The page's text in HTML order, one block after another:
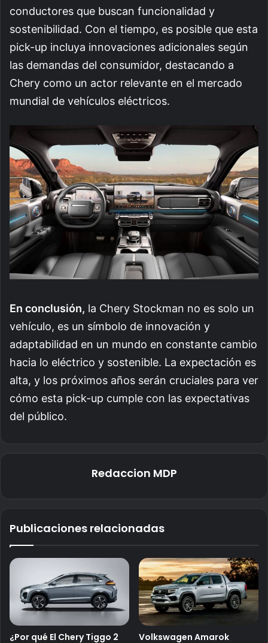
conductores que buscan funcionalidad y
sostenibilidad. Con el tiempo, es posible que esta
pick-up incluya innovaciones adicionales según
las demandas del consumidor, destacando a
Chery como un actor relevante en el mercado
mundial de vehículos eléctricos.
En conclusión, la Chery Stockman no es solo un
vehículo, es un símbolo de innovación y
adaptabilidad en un mundo en constante cambio
hacia lo eléctrico y sostenible. La expectación es
alta, y los próximos años serán cruciales para ver
cómo esta pick-up cumple con las expectativas
del público.
Redaccion MDP
Publicaciones relacionadas
¿Por qué El Chery Tiggo 2
Volkswagen Amarok